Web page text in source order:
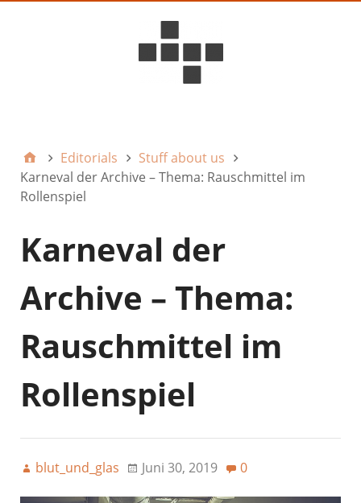
Editorials
Stuff about us
Karneval der Archive – Thema: Rauschmittel im
Rollenspiel
Karneval der
Archive – Thema:
Rauschmittel im
Rollenspiel
blut_und_glas Juni 30, 2019 0